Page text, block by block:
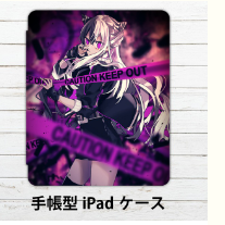
ンズ 黒髪 スーツ ネク
タイ ピアス アイパッドカ
バー 個性的 おすすめ
人気 イラストレーター
クリエイター 絵師 オリ
ジナル デザイン グッ
ズ タイトル：黒野京 デザイ
ン63 作：黒野京